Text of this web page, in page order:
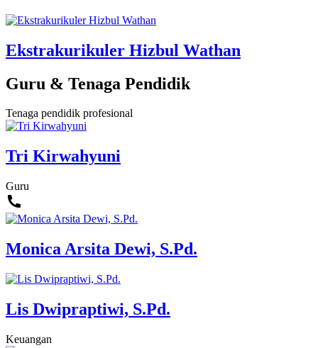
Ekstrakurikuler Hizbul Wathan
Guru & Tenaga Pendidik
Tenaga pendidik profesional
Tri Kirwahyuni
Guru
Monica Arsita Dewi, S.Pd.
Lis Dwipraptiwi, S.Pd.
Keuangan